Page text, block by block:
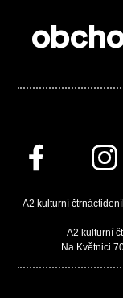
A2 kulturní
A2 kulturní
Na Květnici